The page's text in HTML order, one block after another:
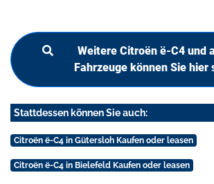
Weitere Citroën ë-C4 und
Fahrzeuge können Sie hier
Stattdessen können Sie auch:
Citroën ë-C4 in Gütersloh Kaufen oder leasen
Citroën ë-C4 in Bielefeld Kaufen oder leasen